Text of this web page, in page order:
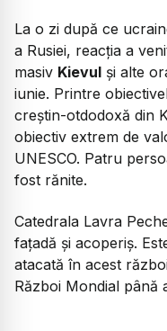
La o zi după ce
a Rusiei, reacția a
masiv Kievul și alte
iunie. Printre
creștin-otdodoxă din
obiectiv extrem de
UNESCO. Patru
fost rănite.
Catedrala Lavra
fațadă și acoperiș.
atacată în acest
Război Mondial până